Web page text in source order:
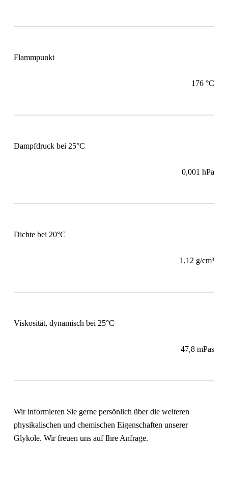
Flammpunkt
176 °C
Dampfdruck bei 25°C
0,001 hPa
Dichte bei 20°C
1,12 g/cm³
Viskosität, dynamisch bei 25°C
47,8 mPas
Wir informieren Sie gerne persönlich über die weiteren
physikalischen und chemischen Eigenschaften unserer
Glykole. Wir freuen uns auf Ihre Anfrage.